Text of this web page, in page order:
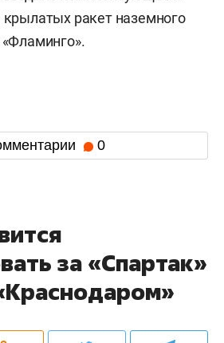
ракет наземного
0
за «Спартак»